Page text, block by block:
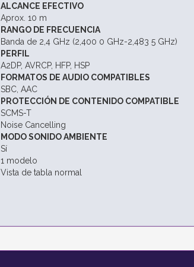
ALCANCE EFECTIVO
Aprox. 10 m
RANGO DE FRECUENCIA
Banda de 2,4 GHz (2,400 0 GHz-2,483 5 GHz)
PERFIL
A2DP, AVRCP, HFP, HSP
FORMATOS DE AUDIO COMPATIBLES
SBC, AAC
PROTECCIÓN DE CONTENIDO COMPATIBLE
SCMS-T
Noise Cancelling
MODO SONIDO AMBIENTE
Sí
1 modelo
Vista de tabla normal